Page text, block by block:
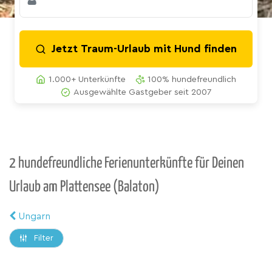
Jetzt Traum-Urlaub mit Hund finden
1.000+ Unterkünfte
100% hundefreundlich
Ausgewählte Gastgeber seit 2007
2 hundefreundliche Ferienunterkünfte für Deinen
Urlaub am Plattensee (Balaton)
Ungarn
Filter